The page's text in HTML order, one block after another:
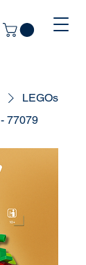
LEGOs
77079